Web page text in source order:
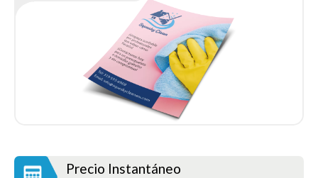
Precio Instantáneo